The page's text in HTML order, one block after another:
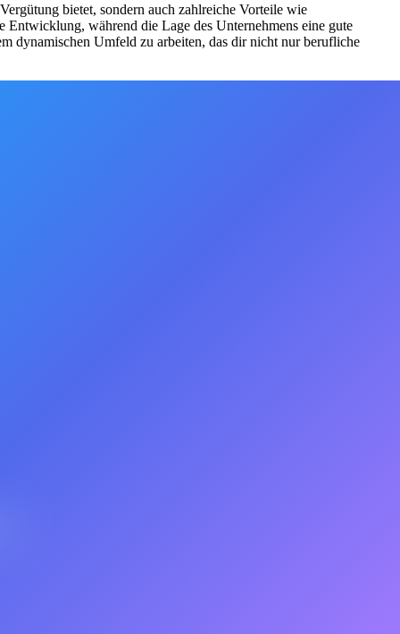
bietet, sondern auch zahlreiche Vorteile wie
während die Lage des Unternehmens eine gute
dynamischen Umfeld zu arbeiten, das dir nicht nur berufliche